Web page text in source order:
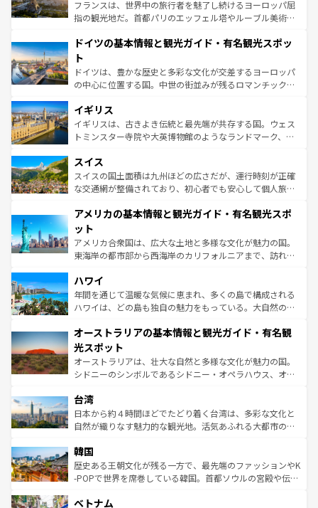
アートに溢れた街角から、地方では古代ローマ遺跡や中世
せる。地方によって風土や気候が異なるスペインはその個
ンテンツ一覧 を参照してほしい。
フランスは、世界中の旅行者を魅了し続けるヨーロッパ屈
指の観光地だ。首都パリのエッフェル塔やルーブル美術館
で、幅広い魅力が詰まっている。華麗な宮殿、歴史的な大
聖堂、美しいビーチ、そして豊かな自然が、訪れる者を心
から魅了する。また、フランスは美食の国としても知ら
れ、フランス料理はユネスコ無形文化遺産にも登録されて
香り高いラベンダー畑など、多彩な楽しみ方が可能だ。さ
らに、パリ以外の地域にも魅力が溢れており、どの街角に
も豊かな歴史と文化が息づいている。パリ以外の個性あふ
を参照してほしい。
ドイツの基本情報と観光ガイド・有名観光スポッ
ト
ドイツは、豊かな歴史と多彩な文化が交差するヨーロッパ
の中心に位置する国。中世の街並みが残るロマンチック街
顔を持つこの国は、どこを歩いても飽きることがない。ベ
ルリンの文化的活気、バイエルン州のアルプスの絶景、そ
してライン川沿いのワイン畑といった風景は必見。ビール
は、お酒好きな人にはぜひ体験してほしい。 なお、新着の
ドイツ情報はコンテンツ一覧を参照してほしい。
イギリス
イギリスは、古きよき伝統と最先端が共存する国。ウェス
トミンスター寺院や大英博物館のようなランドマーク、歴
リアごとに異なる魅力がある。また、優雅なアフタヌーン
ティー、ビール好きにはたまらない英国パブ、サッカー観
戦など、本場だからこそできる体験も豊富。イギリスを旅
ンツ一覧を参照してほしい。
スイス
スイスの国土面積は九州ほどの広さだが、運行時刻が正確
な交通網が整備されており、初心者でも安心して個人旅行
の建物がそのまま残る町や、スイスならではのユニークな
博物館もあり、アルプス観光だけでなく町歩きも満喫する
ことができる。国民の所得が高いため物価も高いが、旅行
者向けの交通パス提供のサービスもあり、うまく活用すれ
着のスイス情報は
アメリカの基本情報と観光ガイド・有名観光スポ
ット
アメリカ合衆国は、広大な土地と多様な文化が魅力の国。
東海岸の都市部から西海岸のカリフォルニアまで、訪れる
のような巨大都市は、観光、ショッピング、エンターテイ
ンメントが詰まった刺激的なスポットだ。一方、アメリカ
西部には大自然が広がり、グランドキャニオンやイエロー
部のニューオーリンズでは、音楽と美食が融合した独特の
文化が魅力。旅行者はアメリカの各地域で異なる魅力を楽
しみながら、その多様性と豊かな歴史を感じることができ
るだろう。車でのロードトリップや列車の旅も、アメリカ
情報は
ハワイ
年間を通じて温暖な気候に恵まれ、多くの島で構成される
ハワイは、どの島も独自の魅力をもっている。大自然の神
ワイ島は見逃せない。また、定番の観光地といえばオアフ
島だが、静かな自然を求めるならマウイ島やカウアイ島が
おすすめ。エメラルドグリーンに輝く海をはじめ、豊かな
文化や歴史が息づいている。「アロハスピリット」と呼ば
人々、おいしいローカルフードやハワイアンミュージッ
ク、伝統的なフラダンスなど、すべてがハワイの魅力を彩
っている。訪れるたびに新しい発見と感動が待っているハ
はコンテンツ一覧
オーストラリアの基本情報と観光ガイド・有名観
光スポット
オーストラリアは、壮大な自然と多様な文化が魅力の国。
シドニーのシンボルであるシドニー・オペラハウス、オー
リアリーフや大陸中央部にそびえるウルル（エアーズロッ
ク）、タスマニアの美しい原生林やケアンズの熱帯雨林な
ど、見どころがたくさん。また、カフェやワイン、オージ
いる。アクティビティも充実しており、サーフィンやダイ
ビング、ハイキングなど、アウトドア好きにはたまらな
い。オーストラリアの多彩な魅力を存分に味わいつくそ
参照してほしい。
台湾
日本から約４時間ほどでたどり着く台湾は、多彩な文化と
自然が織りなす魅力的な観光地。活気あふれる大都市の台
ン）、静ひつな山岳地帯である台湾東部など、都市の喧騒
と山間の静けさが共存しており、訪れる人に新しい発見と
驚きをもたらしてくれる。また、奥深い台湾の食文化も魅
容にもいいと評判のスイーツなど、バラエティ豊かな料理
韓国
歴史ある王朝文化が残る一方で、最先端のファッションやK
-POPで世界を席巻している韓国。首都ソウルの宮殿や伝統
き、地方に足を延ばせば四季折々の自然美を楽しむことが
ベトナム